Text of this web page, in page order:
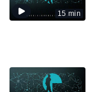
15 min